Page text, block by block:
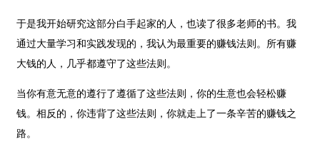
于是我开始研究这部分白手起家的人，也读了很多老师的书。我
通过大量学习和实践发现的，我认为最重要的赚钱法则。所有赚
大钱的人，几乎都遵守了这些法则。
当你有意无意的遵行了遵循了这些法则，你的生意也会轻松赚
钱。相反的，你违背了这些法则，你就走上了一条辛苦的赚钱之
路。